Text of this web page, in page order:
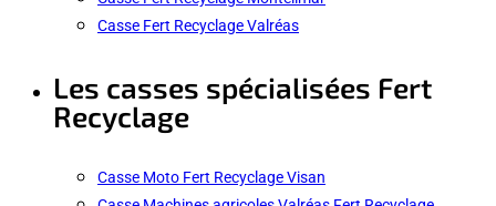
Casse Fert Recyclage Valréas
Les casses spécialisées Fert
Recyclage
Casse Moto Fert Recyclage Visan